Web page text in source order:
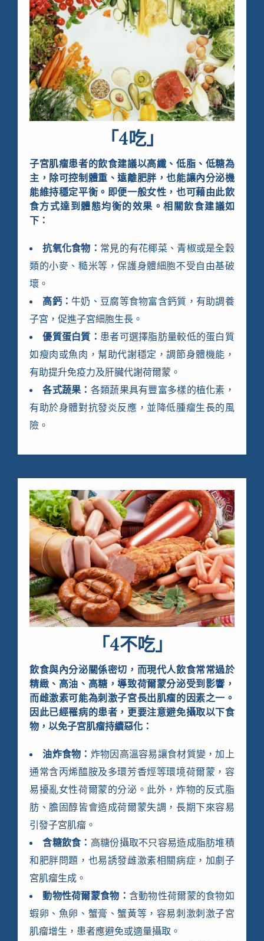
「4吃」
子宮肌瘤患者的飲食建議以高纖、低脂、低糖為
主，除可控制體重、遠離肥胖，也能讓內分泌機
能維持穩定平衡。即便一般女性，也可藉由此飲
食方式達到體態均衡的效果。相關飲食建議如
下：
抗氧化食物： 常見的有花椰菜、青椒或是全穀
類的小麥、糙米等，保護身體細胞不受自由基破
壞。
高鈣：牛奶、豆腐等食物富含鈣質，有助調養
子宮，促進子宮細胞生長。
優質蛋白質： 患者可選擇脂肪量較低的蛋白質
如瘦肉或魚肉，幫助代謝穩定，調節身體機能，
有助提升免疫力及肝臟代謝荷爾蒙。
各式蔬果： 各類蔬果具有豐富多樣的植化素，
有助於身體對抗發炎反應，並降低腫瘤生長的風
險。
「4不吃」
飲食與內分泌關係密切，而現代人飲食常常過於
精緻、高油、高糖，導致荷爾蒙分泌受到影響，
而雌激素可能為刺激子宮長出肌瘤的因素之一。
因此已經罹病的患者，更要注意避免攝取以下食
物，以免子宮肌瘤持續惡化：
油炸食物： 炸物因高溫容易讓食材質變，加上
通常含丙烯醯胺及多環芳香烴等環境荷爾蒙，容
易擾亂女性荷爾蒙的分泌。此外，炸物的反式脂
肪、膽固醇皆會造成荷爾蒙失調，長期下來容易
引發子宮肌瘤。
含糖飲食： 高糖份攝取不只容易造成脂肪堆積
和肥胖問題，也易誘發雌激素相關病症，加劇子
宮肌瘤生成。
動物性荷爾蒙食物： 含動物性荷爾蒙的食物如
蝦卵、魚卵、蟹膏、蟹黃等，容易刺激刺激子宮
肌瘤增生，患者應避免或適量攝取。